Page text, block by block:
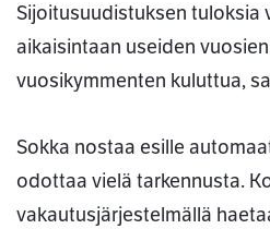
Sijoitusuudistuksen tuloksia
aikaisintaan useiden
vuosikymmenten kuluttua,
Sokka nostaa esille
odottaa vielä tarkennusta.
vakautusjärjestelmällä